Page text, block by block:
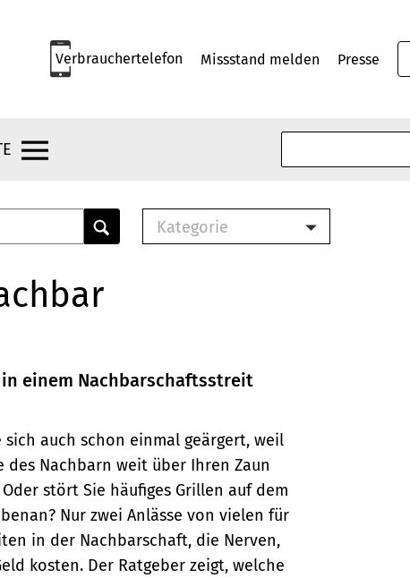
Verbrauchertelefon Missstand melden Presse
Kategorie
Buch
in einem Nachbarschaftsstreit
sich auch schon einmal geärgert, weil
des Nachbarn weit über Ihren Zaun
stört Sie häufiges Grillen auf dem
Nur zwei Anlässe von vielen für
in der Nachbarschaft, die Nerven,
kosten. Der Ratgeber zeigt, welche